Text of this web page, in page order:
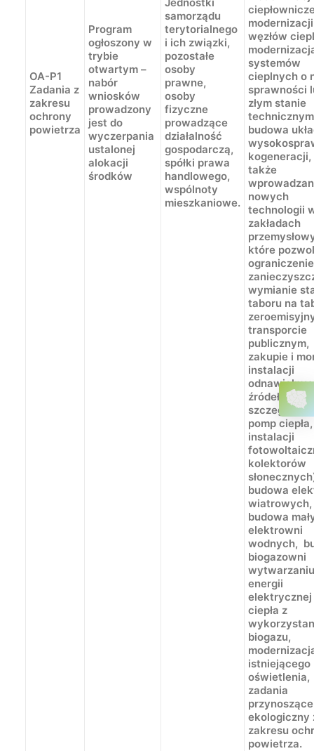
OA-P1
Zadania z
zakresu
ochrony
powietrza
Program
ogłoszony w
trybie
otwartym –
nabór
wniosków
prowadzony
jest do
wyczerpania
ustalonej
alokacji
środków
samorządu
terytorialnego
i ich związki,
pozostałe
osoby
prawne,
osoby
fizyczne
prowadzące
działalność
gospodarczą,
spółki prawa
handlowego,
wspólnoty
mieszkaniowe.
modernizacji
węzłów
systemów
cieplnych o
sprawności
złym stanie
budowa
kogeneracji,
także
nowych
technologii
zakładach
które
wymianie
taboru na
transporcie
publicznym,
zakupie i
instalacji
źródeł
pomp ciepła,
instalacji
kolektorów
budowa
wiatrowych,
budowa
elektrowni
wodnych,
biogazowni
wytwarzaniu
energii
elektrycznej
ciepła z
biogazu,
istniejącego
oświetlenia,
zadania
ekologiczny
zakresu
powietrza.